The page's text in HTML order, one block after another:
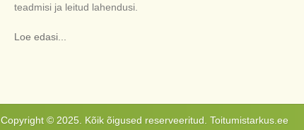
teadmisi ja leitud lahendusi.
Loe edasi...
Copyright © 2025. Kõik õigused reserveeritud. Toitumistarkus.ee